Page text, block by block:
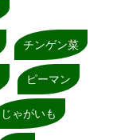
チンゲン菜
ピーマン
じゃがいも